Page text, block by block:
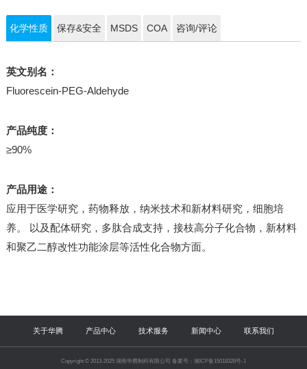
化学性质 保存&安全 MSDS COA 咨询/评论
英文别名：
Fluorescein-PEG-Aldehyde
产品纯度：
≥90%
产品用途：
应用于医学研究，药物释放，纳米技术和新材料研究，细胞培
养。 以及配体研究，多肽合成支持，接枝高分子化合物，新材料
和聚乙二醇改性功能涂层等活性化合物方面。
关于华腾 产品中心 技术服务 新闻中心 联系我们
Copyright © 2013-2025 湖南华腾制药有限公司 备案号：湘ICP备15018328号-1